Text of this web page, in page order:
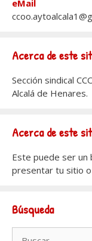
eMail
Acerca de este
Sección sindical
Alcalá de Henares.
Acerca de este
Este puede ser
presentar tu sitio
Búsqueda